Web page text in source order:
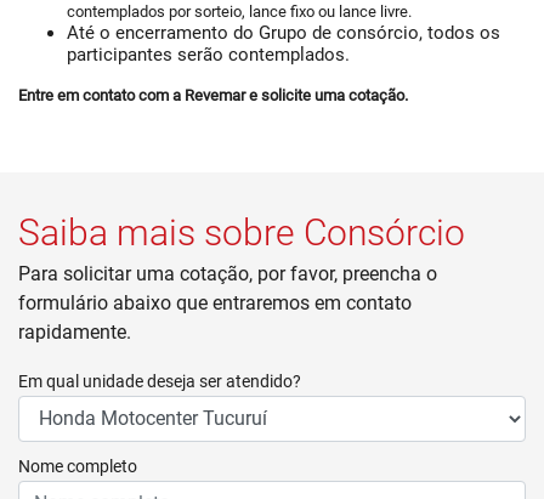
contemplados por sorteio, lance fixo ou lance livre.
Até o encerramento do Grupo de consórcio, todos os
participantes serão contemplados.
Entre em contato com a Revemar e solicite uma cotação.
Saiba mais sobre Consórcio
Para solicitar uma cotação, por favor, preencha o
formulário abaixo que entraremos em contato
rapidamente.
Em qual unidade deseja ser atendido?
Nome completo